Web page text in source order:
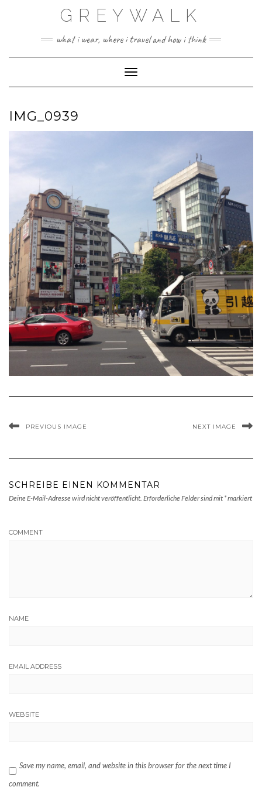
GREYWALK
what i wear, where i travel and how i think
Toggle Navigation
IMG_0939
PREVIOUS IMAGE NEXT IMAGE
SCHREIBE EINEN KOMMENTAR
Deine E-Mail-Adresse wird nicht veröffentlicht. Erforderliche Felder sind mit *markiert
COMMENT
NAME
EMAIL ADDRESS
WEBSITE
Save my name, email, and website in this browser for the next time I
comment.